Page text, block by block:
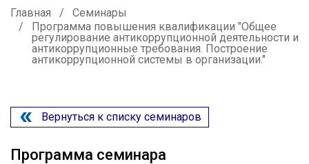
01.12.2022
Дистанционный формат
Главная
Семинары
Программа повышения квалификации "Общее
регулирование антикоррупционной деятельности и
антикоррупционные требования. Построение
антикоррупционной системы в организации."
Вернуться к списку семинаров
Программа семинара